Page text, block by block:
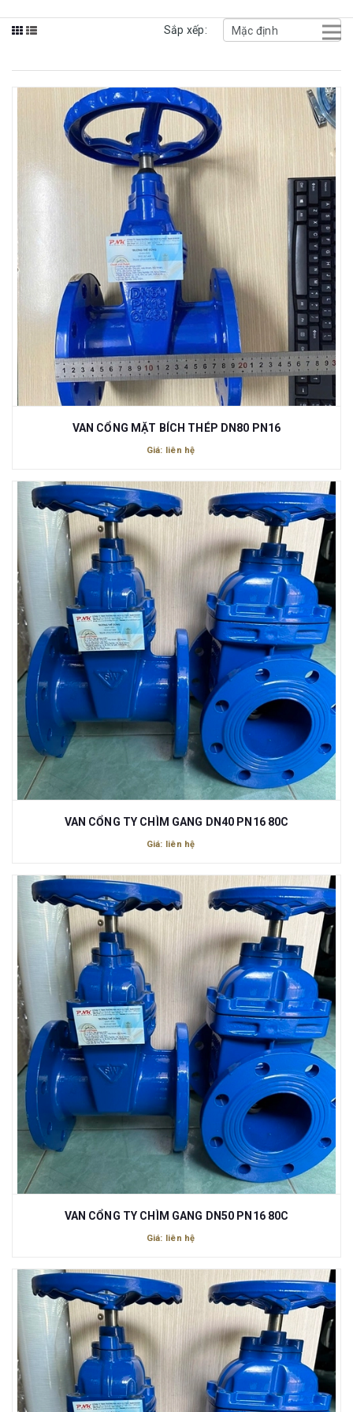
Sắp xếp:
VAN CỔNG MẶT BÍCH THÉP DN80 PN16
Giá: liên hệ
VAN CỔNG TY CHÌM GANG DN40 PN16 80C
Giá: liên hệ
VAN CỔNG TY CHÌM GANG DN50 PN16 80C
Giá: liên hệ